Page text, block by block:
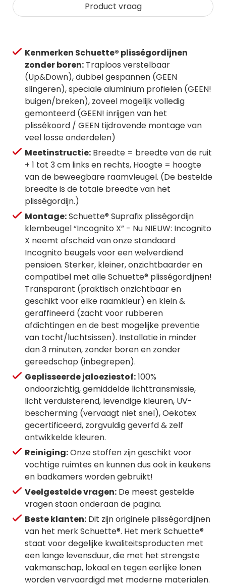
Product vraag
Kenmerken Schuette® plisségordijnen
zonder boren: Traploos verstelbaar
(Up&Down), dubbel gespannen (GEEN
slingeren), speciale aluminium profielen (GEEN!
buigen/breken), zoveel mogelijk volledig
gemonteerd (GEEN! inrijgen van het
plissékoord / GEEN tijdrovende montage van
veel losse onderdelen)
Meetinstructie: Breedte = breedte van de ruit
+ 1 tot 3 cm links en rechts, Hoogte = hoogte
van de beweegbare raamvleugel. (De bestelde
breedte is de totale breedte van het
plisségordijn.)
Montage:Schuette® Suprafix plisségordijn
klembeugel “Incognito X” - Nu NIEUW: Incognito
X neemt afscheid van onze standaard
Incognito beugels voor een welverdiend
pensioen. Sterker, kleiner, onzichtbaarder en
compatibel met alle Schuette® plisségordijnen!
Transparant (praktisch onzichtbaar en
geschikt voor elke raamkleur) en klein &
geraffineerd (zacht voor rubberen
afdichtingen en de best mogelijke preventie
van tocht/luchtsissen). Installatie in minder
dan 3 minuten, zonder boren en zonder
gereedschap (inbegrepen).
Geplisseerde jaloeziestof:100%
ondoorzichtig, gemiddelde lichttransmissie,
licht verduisterend, levendige kleuren, UV-
bescherming (vervaagt niet snel), Oekotex
gecertificeerd, zorgvuldig geverfd & zelf
ontwikkelde kleuren.
Reiniging:Onze stoffen zijn geschikt voor
vochtige ruimtes en kunnen dus ook in keukens
en badkamers worden gebruikt!
Veelgestelde vragen: De meest gestelde
vragen staan onderaan de pagina.
Beste klanten: Dit zijn originele plisségordijnen
van het merk Schuette®. Het merk Schuette®
staat voor degelijke kwaliteitsproducten met
een lange levensduur, die met het strengste
vakmanschap, lokaal en tegen eerlijke lonen
worden vervaardigd met moderne materialen.